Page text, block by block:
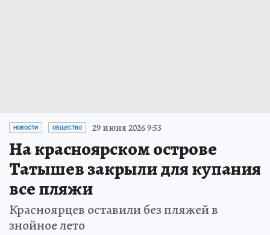
НОВОСТИ ОБЩЕСТВО 29 июня 2026 9:53
На красноярском острове
Татышев закрыли для купания
все пляжи
Красноярцев оставили без пляжей в
знойное лето